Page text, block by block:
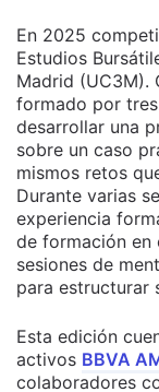
En 2025
Estudios
Madrid (UC3M).
formado por
desarrollar una
sobre un caso
mismos retos
Durante varias
experiencia
de formación en
sesiones de
para estructurar
Esta edición
activos BBVA
colaboradores